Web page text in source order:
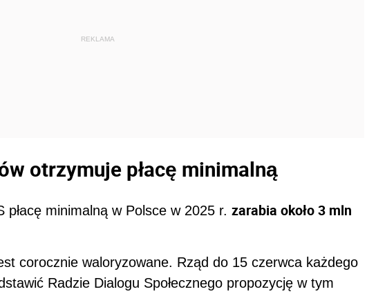
REKLAMA
otrzymuje płacę minimalną
płacę minimalną w Polsce w 2025 r. zarabia około 3 mln
corocznie waloryzowane. Rząd do 15 czerwca każdego
Radzie Dialogu Społecznego propozycję w tym